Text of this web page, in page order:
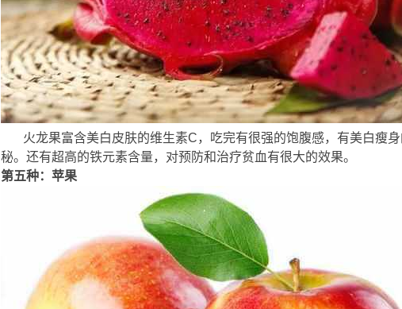
火龙果富含美白皮肤的维生素C，吃完有很强的饱腹感，有美白瘦
秘。还有超高的铁元素含量，对预防和治疗贫血有很大的效果。
第五种：苹果